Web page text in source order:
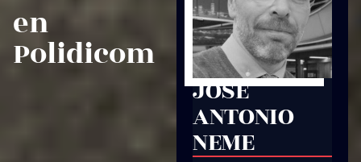
en
Polidicom
JOSE
ANTONIO
NEME